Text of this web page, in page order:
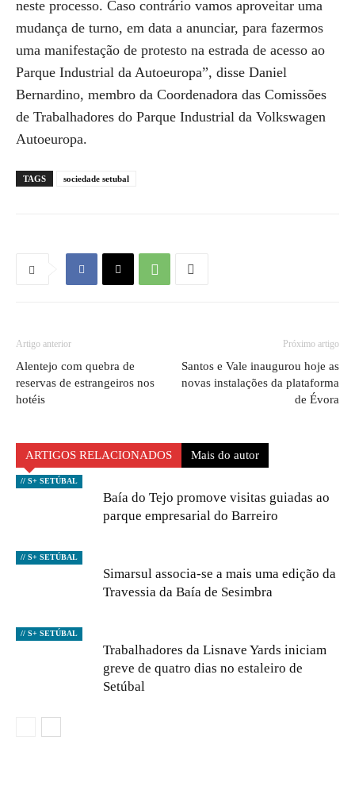
neste processo. Caso contrário vamos aproveitar uma
mudança de turno, em data a anunciar, para fazermos
uma manifestação de protesto na estrada de acesso ao
Parque Industrial da Autoeuropa”, disse Daniel
Bernardino, membro da Coordenadora das Comissões
de Trabalhadores do Parque Industrial da Volkswagen
Autoeuropa.
TAGS sociedade setubal
Artigo anterior
Alentejo com quebra de
reservas de estrangeiros nos
hotéis
Próximo artigo
Santos e Vale inaugurou hoje as
novas instalações da plataforma
de Évora
ARTIGOS RELACIONADOS Mais do autor
// S+ SETÚBAL
Baía do Tejo promove visitas guiadas ao
parque empresarial do Barreiro
// S+ SETÚBAL
Simarsul associa-se a mais uma edição da
Travessia da Baía de Sesimbra
// S+ SETÚBAL
Trabalhadores da Lisnave Yards iniciam
greve de quatro dias no estaleiro de
Setúbal